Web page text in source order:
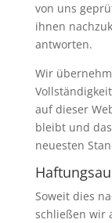
von uns
ihnen
antworten.
Wir
auf dieser
bleibt und
neuesten
Soweit dies
schließen wir